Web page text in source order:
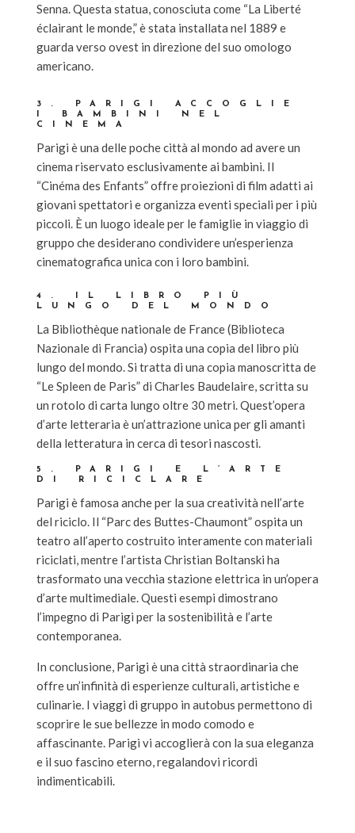
Senna. Questa statua, conosciuta come “La Liberté
éclairant le monde,” è stata installata nel 1889 e
guarda verso ovest in direzione del suo omologo
americano.
3. PARIGI ACCOGLIE
I BAMBINI NEL
CINEMA
Parigi è una delle poche città al mondo ad avere un
cinema riservato esclusivamente ai bambini. Il
“Cinéma des Enfants” offre proiezioni di film adatti ai
giovani spettatori e organizza eventi speciali per i più
piccoli. È un luogo ideale per le famiglie in viaggio di
gruppo che desiderano condividere un’esperienza
cinematografica unica con i loro bambini.
4. IL LIBRO PIÙ
LUNGO DEL MONDO
La Bibliothèque nationale de France (Biblioteca
Nazionale di Francia) ospita una copia del libro più
lungo del mondo. Si tratta di una copia manoscritta de
“Le Spleen de Paris” di Charles Baudelaire, scritta su
un rotolo di carta lungo oltre 30 metri. Quest’opera
d’arte letteraria è un’attrazione unica per gli amanti
della letteratura in cerca di tesori nascosti.
5. PARIGI E L’ARTE
DI RICICLARE
Parigi è famosa anche per la sua creatività nell’arte
del riciclo. Il “Parc des Buttes-Chaumont” ospita un
teatro all’aperto costruito interamente con materiali
riciclati, mentre l’artista Christian Boltanski ha
trasformato una vecchia stazione elettrica in un’opera
d’arte multimediale. Questi esempi dimostrano
l’impegno di Parigi per la sostenibilità e l’arte
contemporanea.
In conclusione, Parigi è una città straordinaria che
offre un’infinità di esperienze culturali, artistiche e
culinarie. I viaggi di gruppo in autobus permettono di
scoprire le sue bellezze in modo comodo e
affascinante. Parigi vi accoglierà con la sua eleganza
e il suo fascino eterno, regalandovi ricordi
indimenticabili.